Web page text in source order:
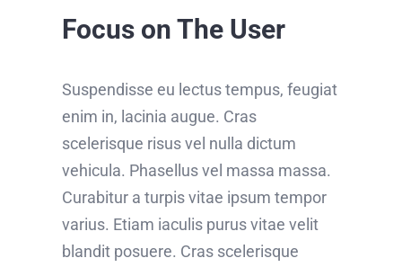
Focus on The User
Suspendisse eu lectus tempus, feugiat
enim in, lacinia augue. Cras
scelerisque risus vel nulla dictum
vehicula. Phasellus vel massa massa.
Curabitur a turpis vitae ipsum tempor
varius. Etiam iaculis purus vitae velit
blandit posuere. Cras scelerisque